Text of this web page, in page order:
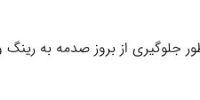
جلوگیری از بروز صدمه به